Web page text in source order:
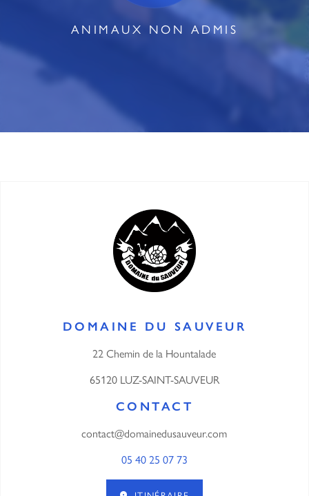
ANIMAUX NON ADMIS
DOMAINE DU SAUVEUR
22 Chemin de la Hountalade
65120 LUZ-SAINT-SAUVEUR
CONTACT
contact@domainedusauveur.com
05 40 25 07 73